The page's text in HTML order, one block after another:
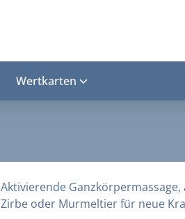
Wertkarten
Aktivierende
Zirbe oder Murmeltier für neue